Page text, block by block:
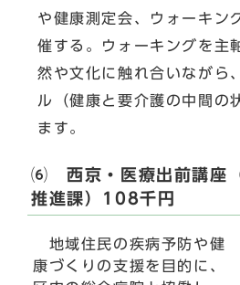
や健康測定会、ウォーキン
催する。ウォーキングを主
然や文化に触れ合いながら
ル（健康と要介護の中間の
ます。
⑹ 西京・医療出前講座
推進課）108千円
地域住民の疾病予防や健
康づくりの支援を目的に、